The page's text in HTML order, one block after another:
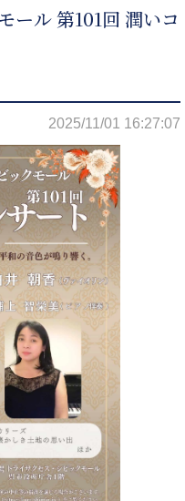
ール 第101回 潤いコ
2025/11/01 16:27:07